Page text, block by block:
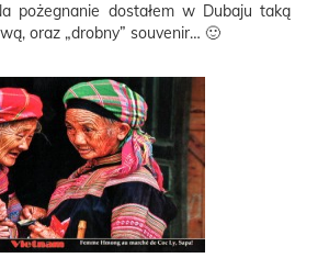
pożegnanie dostałem w Dubaju taką
oraz „drobny” souvenir… 🙂